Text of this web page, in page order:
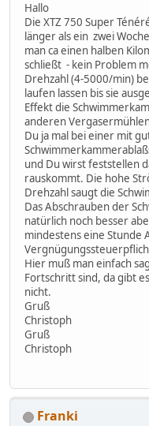
Hallo
Die XTZ 750 Super
länger als ein zwei
man ca einen halben
schließt - kein Problem
Drehzahl (4-5000/min)
laufen lassen bis sie
Effekt die
anderen
Du ja mal bei einer mit
und Du wirst feststellen
rauskommt. Die hohe
Drehzahl saugt die
Das Abschrauben der
natürlich noch besser
mindestens eine Stunde
Hier muß man einfach
Fortschritt sind, da gibt
nicht.
Gruß
Christoph
Gruß
Christoph
Franki